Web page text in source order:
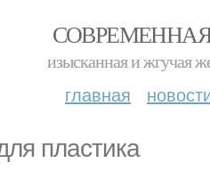
изысканная и жгучая
главная
пластика